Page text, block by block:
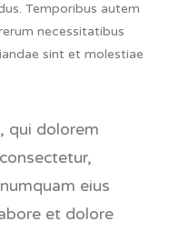
Temporibus autem
necessitatibus
sint et molestiae
qui dolorem
eius
et dolore